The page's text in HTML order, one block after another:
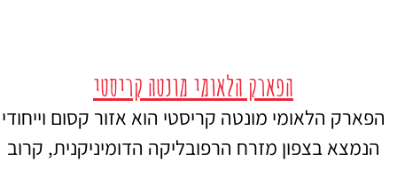
הפארק הלאומי מונטה קריסטי
הפארק הלאומי מונטה קריסטי הוא אזור קסום וייחודי
הנמצא בצפון מזרח הרפובליקה הדומיניקנית, קרוב